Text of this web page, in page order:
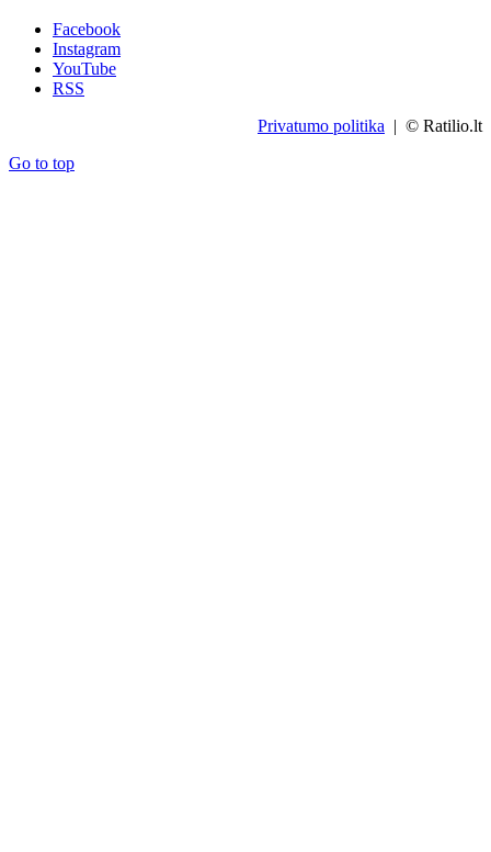
Facebook
Instagram
YouTube
RSS
Privatumo politika | © Ratilio.lt
Go to top